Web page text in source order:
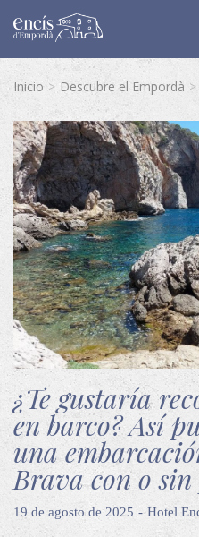
Inicio Descubre el Empordà
¿Te gustaría
en barco? Así
una
Brava con o
19 de agosto de 2025 Hotel